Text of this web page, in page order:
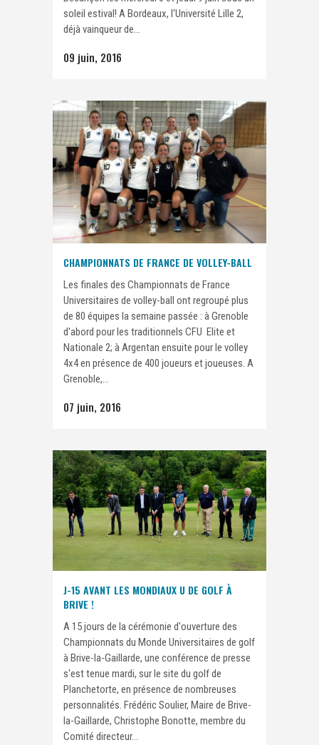
soleil estival! A Bordeaux, l'Université Lille 2,
déjà vainqueur de...
09 juin, 2016
CHAMPIONNATS DE FRANCE DE VOLLEY-BALL
Les finales des Championnats de France
Universitaires de volley-ball ont regroupé plus
de 80 équipes la semaine passée : à Grenoble
d'abord pour les traditionnels CFU Elite et
Nationale 2; à Argentan ensuite pour le volley
4x4 en présence de 400 joueurs et joueuses. A
Grenoble,...
07 juin, 2016
J-15 AVANT LES MONDIAUX U DE GOLF À
BRIVE !
A 15 jours de la cérémonie d'ouverture des
Championnats du Monde Universitaires de golf
à Brive-la-Gaillarde, une conférence de presse
s'est tenue mardi, sur le site du golf de
Planchetorte, en présence de nombreuses
personnalités. Frédéric Soulier, Maire de Brive-
la-Gaillarde, Christophe Bonotte, membre du
Comité directeur...